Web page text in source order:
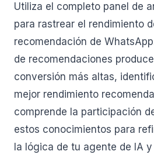
Utiliza el completo panel de
para rastrear el rendimiento
recomendación de
de recomendaciones
conversión más altas,
mejor rendimiento
comprende la participación
estos conocimientos para
la lógica de tu agente de IA